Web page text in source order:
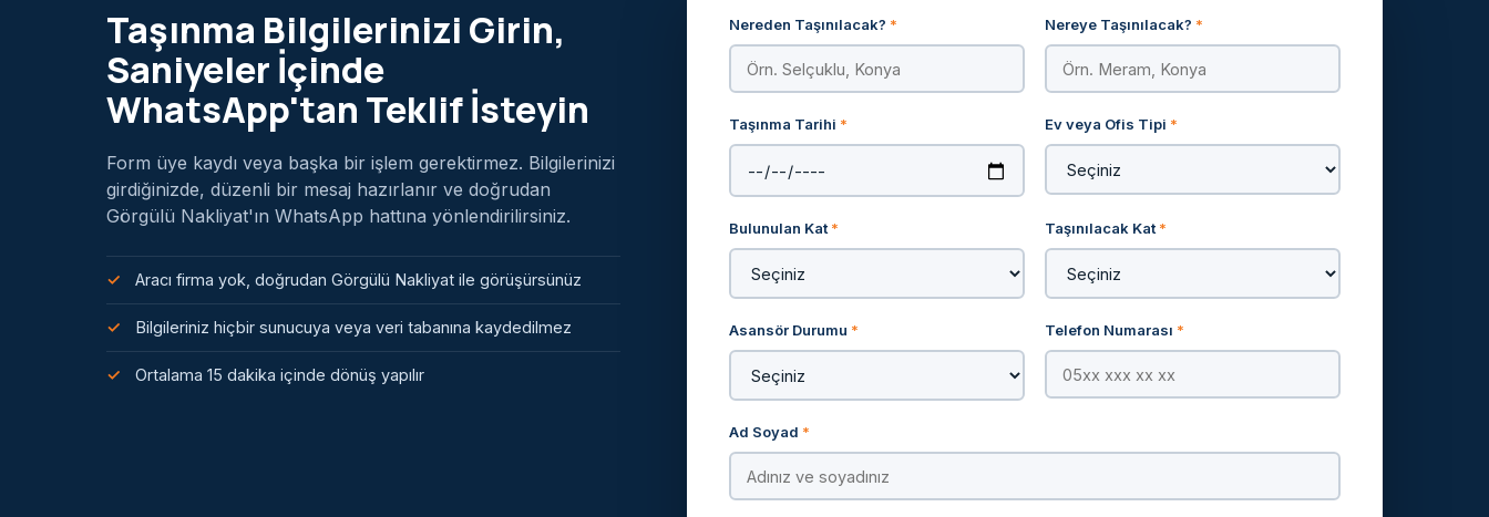
Taşınma Bilgilerinizi Girin,
Saniyeler İçinde
WhatsApp'tan Teklif İsteyin
Form üye kaydı veya başka bir işlem gerektirmez. Bilgilerinizi
girdiğinizde, düzenli bir mesaj hazırlanır ve doğrudan
Görgülü Nakliyat'ın WhatsApp hattına yönlendirilirsiniz.
Aracı firma yok, doğrudan Görgülü Nakliyat ile görüşürsünüz
Bilgileriniz hiçbir sunucuya veya veri tabanına kaydedilmez
Ortalama 15 dakika içinde dönüş yapılır
Nereden Taşınılacak? * Nereye Taşınılacak? *
Taşınma Tarihi * Ev veya Ofis Tipi *
Bulunulan Kat* Taşınılacak Kat*
Asansör Durumu * Telefon Numarası *
Ad Soyad *